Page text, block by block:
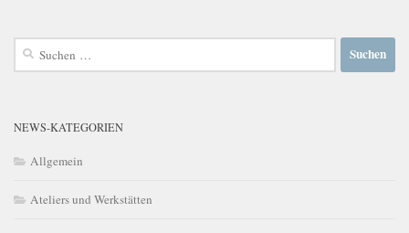
Suchen
NEWS-KATEGORIEN
Allgemein
Ateliers und Werkstätten